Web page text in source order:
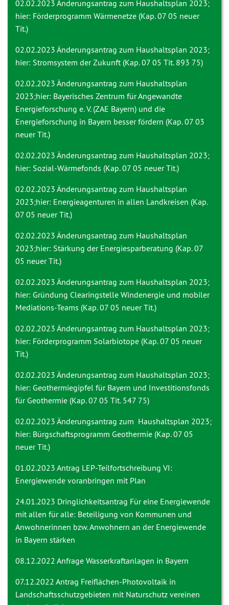
02.02.2023 Änderungsantrag zum Haushaltsplan 2023;
hier: Förderprogramm Wärmenetze (Kap. 07 05 neuer
Tit.)
02.02.2023 Änderungsantrag zum Haushaltsplan 2023;
hier: Stromsystem der Zukunft (Kap. 07 05 Tit. 893 75)
02.02.2023 Änderungsantrag zum Haushaltsplan
2023;hier: Bayerisches Zentrum für Angewandte
Energieforschung e. V. (ZAE Bayern) und die
Energieforschung in Bayern besser fördern (Kap. 07 03
neuer Tit.)
02.02.2023 Änderungsantrag zum Haushaltsplan 2023;
hier: Sozial-Wärmefonds (Kap. 07 05 neuer Tit.)
02.02.2023 Änderungsantrag zum Haushaltsplan
2023;hier: Energieagenturen in allen Landkreisen (Kap.
07 05 neuer Tit.)
02.02.2023 Änderungsantrag zum Haushaltsplan
2023;hier: Stärkung der Energiesparberatung (Kap. 07
05 neuer Tit.)
02.02.2023 Änderungsantrag zum Haushaltsplan 2023;
hier: Gründung Clearingstelle Windenergie und mobiler
Mediations-Teams (Kap. 07 05 neuer Tit.)
02.02.2023 Änderungsantrag zum Haushaltsplan 2023;
hier: Förderprogramm Solarbiotope (Kap. 07 05 neuer
Tit.)
02.02.2023 Änderungsantrag zum Haushaltsplan 2023;
hier: Geothermiegipfel für Bayern und Investitionsfonds
für Geothermie (Kap. 07 05 Tit. 547 75)
02.02.2023 Änderungsantrag zum Haushaltsplan 2023;
hier: Bürgschaftsprogramm Geothermie (Kap. 07 05
neuer Tit.)
01.02.2023 Antrag LEP-Teilfortschreibung VI:
Energiewende voranbringen mit Plan
24.01.2023 Dringlichkeitsantrag Für eine Energiewende
mit allen für alle: Beteiligung von Kommunen und
Anwohnerinnen bzw. Anwohnern an der Energiewende
in Bayern stärken
08.12.2022 Anfrage Wasserkraftanlagen in Bayern
07.12.2022 Antrag Freiflächen-Photovoltaik in
Landschaftsschutzgebieten mit Naturschutz vereinen